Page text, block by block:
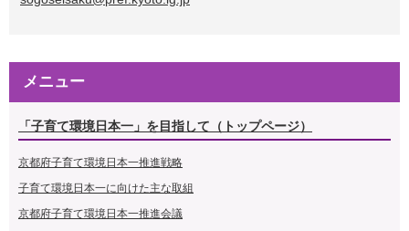
メニュー
「子育て環境日本一」を目指して（トップページ）
京都府子育て環境日本一推進戦略
子育て環境日本一に向けた主な取組
京都府子育て環境日本一推進会議